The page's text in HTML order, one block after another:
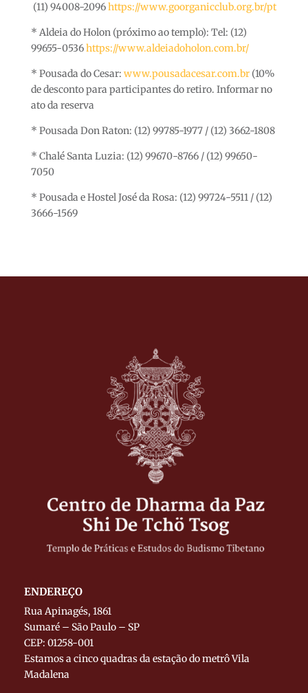
(11) 94008-2096https://www.goorganicclub.org.br/pt
* Aldeia do Holon (próximo ao templo): Tel: (12)
99655-0536https://www.aldeiadoholon.com.br/
* Pousada do Cesar: www.pousadacesar.com.br(10%
de desconto para participantes do retiro. Informar no
ato da reserva
* Pousada Don Raton: (12) 99785-1977 / (12) 3662-1808
* Chalé Santa Luzia: (12) 99670-8766 / (12) 99650-
7050
* Pousada e Hostel José da Rosa: (12) 99724-5511 / (12)
3666-1569
ENDEREÇO
Rua Apinagés, 1861
Sumaré – São Paulo – SP
CEP: 01258-001
Estamos a cinco quadras da estação do metrô Vila
Madalena